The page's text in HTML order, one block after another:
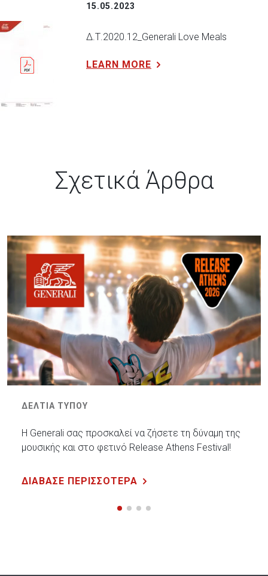
15.05.2023
Δ.Τ.2020.12_Generali Love Meals
LEARN MORE
Σχετικά Άρθρα
ΔΕΛΤΙΑ ΤΥΠΟΥ
Η Generali σας προσκαλεί να ζήσετε τη δύναμη της
μουσικής και στο φετινό Release Athens Festival!
ΔΙΑΒΑΣΕ ΠΕΡΙΣΣΟΤΕΡΑ